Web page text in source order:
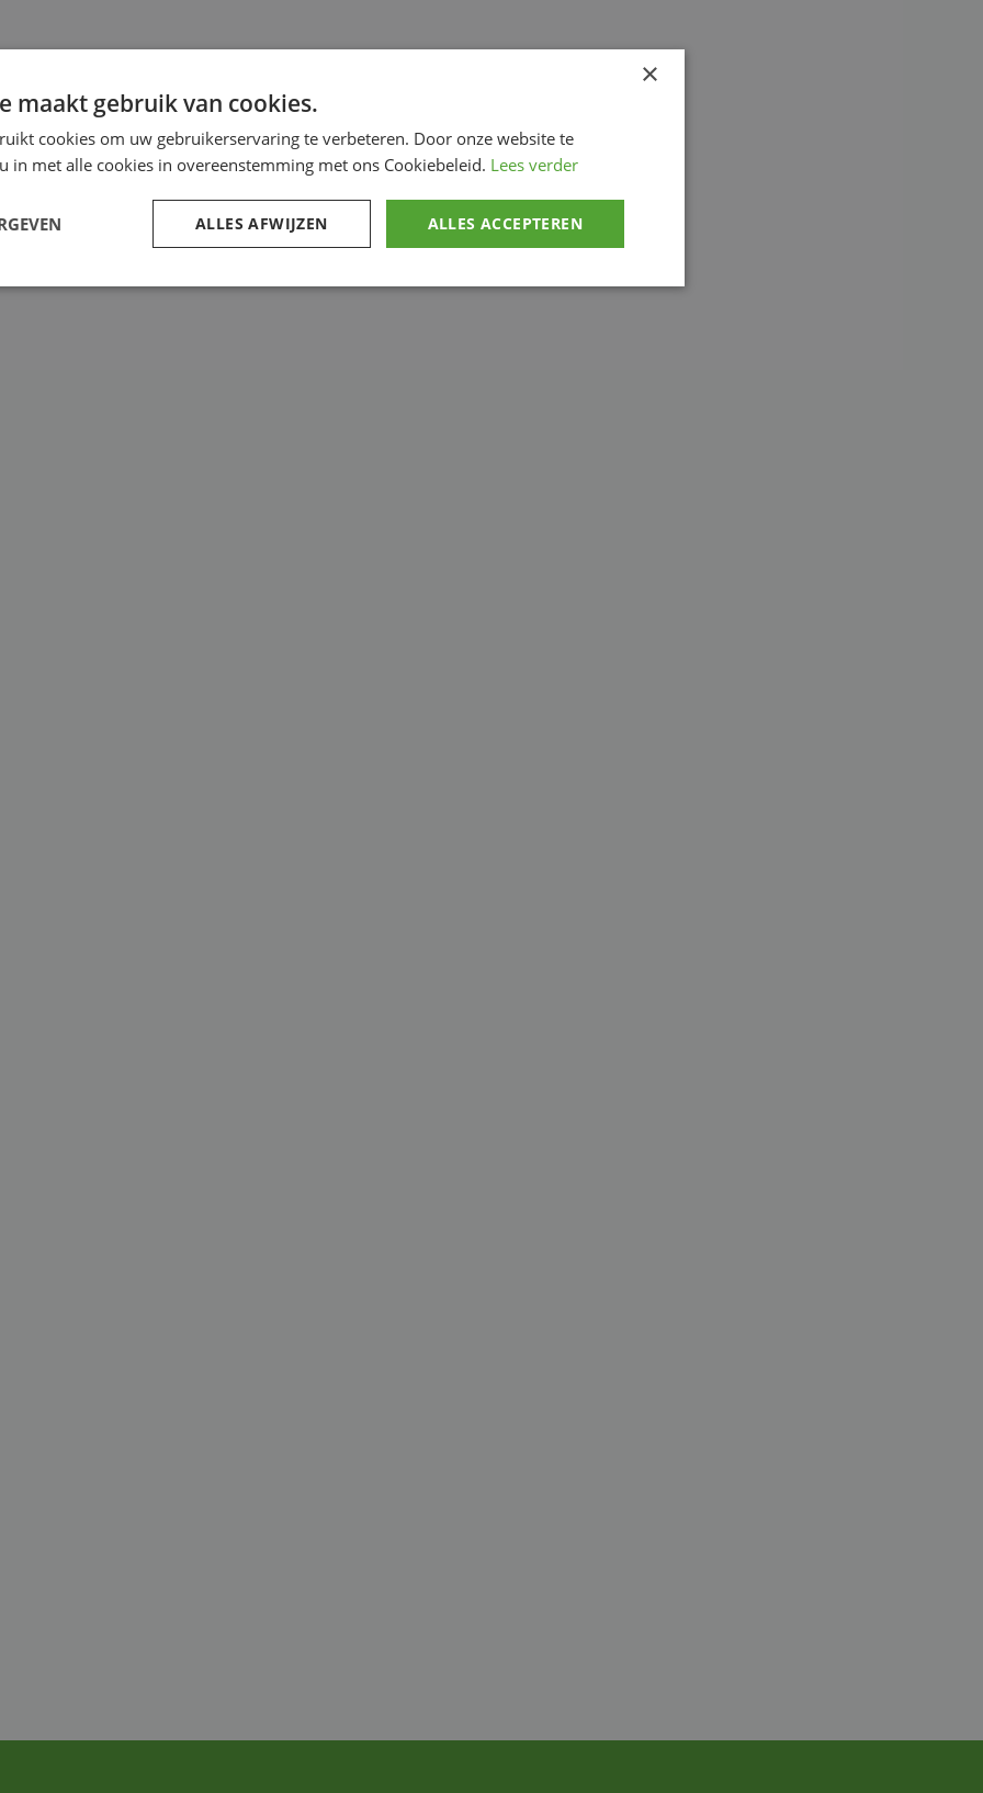
×
maakt gebruik van cookies.
cookies om uw gebruikerservaring te verbeteren. Door onze website te
in met alle cookies in overeenstemming met ons Cookiebeleid. Lees verder
ALLES ACCEPTEREN
ALLES AFWIJZEN